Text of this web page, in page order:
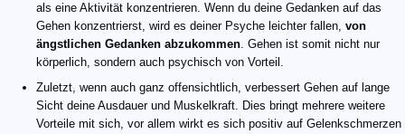
als eine Aktivität konzentrieren. Wenn du deine Gedanken auf das
Gehen konzentrierst, wird es deiner Psyche leichter fallen, von
ängstlichen Gedanken abzukommen. Gehen ist somit nicht nur
körperlich, sondern auch psychisch von Vorteil.
Zuletzt, wenn auch ganz offensichtlich, verbessert Gehen auf lange
Sicht deine Ausdauer und Muskelkraft. Dies bringt mehrere weitere
Vorteile mit sich, vor allem wirkt es sich positiv auf Gelenkschmerzen